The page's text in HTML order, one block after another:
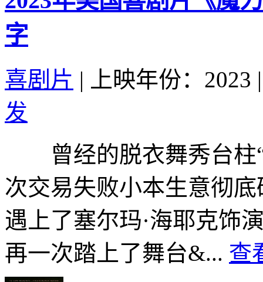
字
喜剧片 | 上映年份：2023 |
发
曾经的脱衣舞秀台柱“
次交易失败小本生意彻
遇上了塞尔玛·海耶克饰
再一次踏上了舞台&... 查